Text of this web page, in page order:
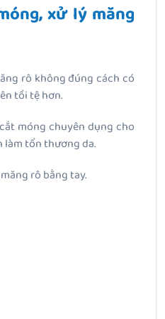
xử lý măng
rô không đúng cách có
tồi tệ hơn.
móng chuyên dụng cho
làm tổn thương da.
rô bằng tay.